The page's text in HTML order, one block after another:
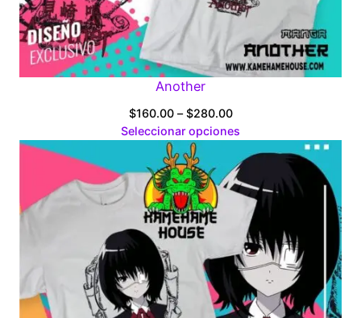
Another
$160.00 – $280.00Price
range:
through
$280.00
Seleccionar opciones